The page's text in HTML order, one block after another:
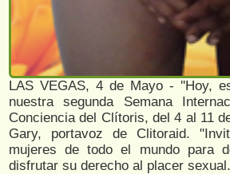
LAS VEGAS, 4 de Mayo - ''Hoy,
nuestra segunda Semana
Conciencia del Clítoris, del 4 al 11
Gary, portavoz de Clitoraid.
mujeres de todo el mundo para
disfrutar su derecho al placer